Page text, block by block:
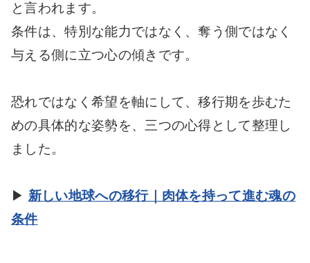
と言われます。
条件は、特別な能力ではなく、奪う側ではなく
与える側に立つ心の傾きです。
恐れではなく希望を軸にして、移行期を歩むた
めの具体的な姿勢を、三つの心得として整理し
ました。
▶ 新しい地球への移行｜肉体を持って進む魂の
条件